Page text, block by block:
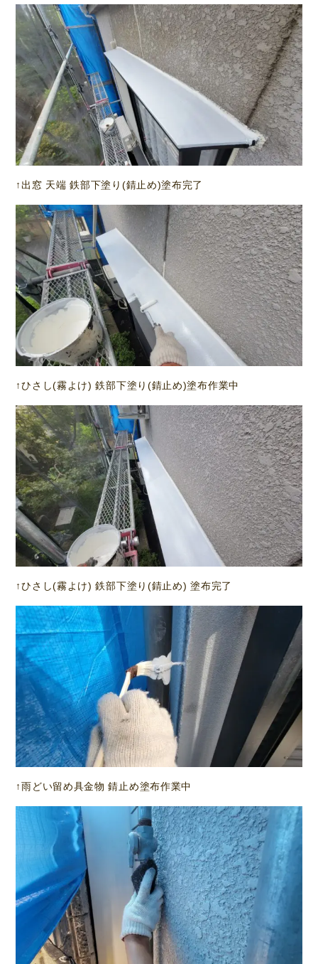
↑出窓 天端 鉄部下塗り(錆止め)塗布完了
↑ひさし(霧よけ) 鉄部下塗り(錆止め)塗布作業中
↑ひさし(霧よけ) 鉄部下塗り(錆止め) 塗布完了
↑雨どい留め具金物 錆止め塗布作業中